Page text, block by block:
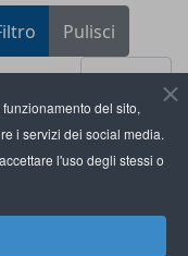
del sito,
i servizi dei social media.
l'uso degli stessi o
Pulisci
Visualizza #
di Axpo Energy
ricarica mentre